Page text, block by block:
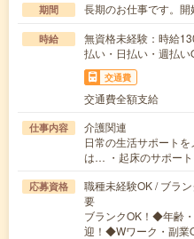
期間 長期のお仕事です。
時給
無資格未経験：時給
払い・日払い・週払い
交通費
交通費全額支給
仕事内容
介護関連
日常の生活サポート
は… ・起床のサポー
応募資格
職種未経験OK / ブラ
要
ブランクOK！◆年齢
迎！◆Wワーク・副